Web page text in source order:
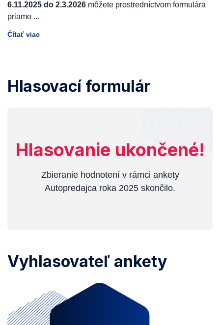
6.11.2025 do 2.3.2026 môžete prostredníctvom formulára
priamo ...
Čítať viac
Hlasovací formulár
Hlasovanie ukončené!
Zbieranie hodnotení v rámci ankety
Autopredajca roka 2025 skončilo.
Vyhlasovateľ ankety